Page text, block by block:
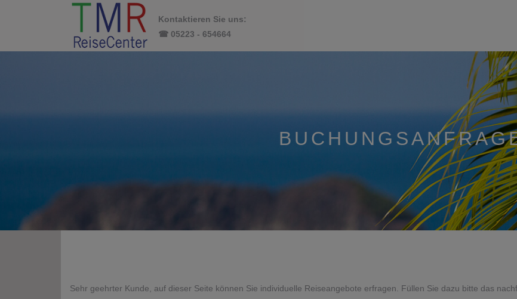
Kontaktieren Sie uns:
☎ 05223 - 654664
Sehr geehrter Kunde, auf dieser Seite können Sie individuelle Reiseangebote erfragen. Füllen Sie dazu bitte das